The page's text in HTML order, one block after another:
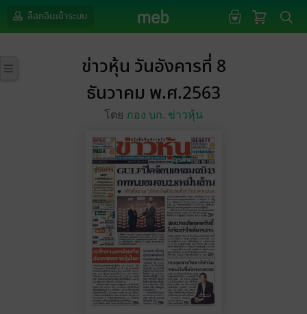
ล็อกอินเข้าระบบ
ข่าวหุ้น วันอังคารที่ 8
ธันวาคม พ.ศ.2563
โดย กอง บก. ข่าวหุ้น